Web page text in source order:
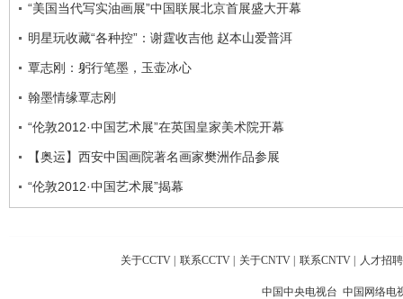
“美国当代写实油画展”中国联展北京首展盛大开幕
明星玩收藏“各种控”：谢霆收吉他 赵本山爱普洱
覃志刚：躬行笔墨，玉壶冰心
翰墨情缘覃志刚
“伦敦2012·中国艺术展”在英国皇家美术院开幕
【奥运】西安中国画院著名画家樊洲作品参展
“伦敦2012·中国艺术展”揭幕
关于CCTV 联系CCTV 关于CNTV 联系CNTV 人才招聘
中国中央电视台 中国网络电